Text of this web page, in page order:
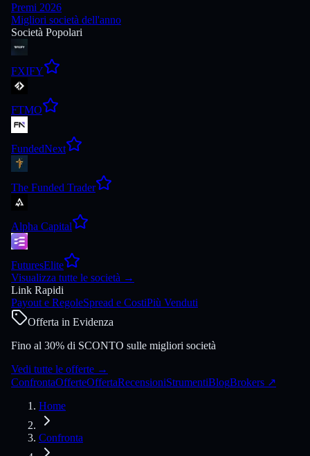
Premi 2026
Migliori società dell'anno
Società Popolari
FXIFY
FTMO
FundedNext
The Funded Trader
Alpha Capital
FuturesElite
Visualizza tutte le società →
Link Rapidi
Payout e RegoleSpread e CostiPiù Venduti
Offerta in Evidenza
Fino al 30% di SCONTO sulle migliori società
Vedi tutte le offerte →
ConfrontaOfferteOffertaRecensioniStrumentiBlogBrokers ↗
Home
Confronta